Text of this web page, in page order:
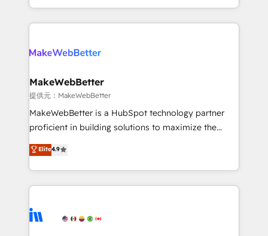
technical agency for a growth problem. Hire a
transform brand experiences As one of the few full-
service creative agencies in the HubSpot
winning design to build scalable, globally
marketing campaigns, & RevOps frameworks that
fuel long-term success We connect the entire
customer lifecycle through seamless integrations,
ensure long-term adoption with change-
and service to drive sustainable growth With 6 key
HubSpot accreditations and experience across
teams has worked with clients just like you Let’s
explore whether S2 is the partner you’ve been
MakeWebBetter
提供元：MakeWebBetter
MakeWebBetter is a HubSpot technology partner
proficient in building solutions to maximize the
operational efficiency of HubSpot. The fastest-
growing tech-enabler & facilitator, MakeWebBetter,
hands you the blend of HubSpot expertise &
eminent solutions & integrations. Trust us to
Elite Partners with 10+ years of HubSpot experience
Elite4.9